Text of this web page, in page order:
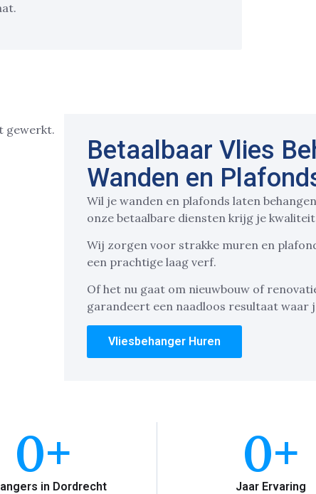
Betaalbaar Vlies
Wanden en
Wil je wanden en plafonds laten
onze betaalbare diensten krijg je
Wij zorgen voor strakke muren en
een prachtige laag verf.
Of het nu gaat om nieuwbouw of
garandeert een naadloos resultaat waar
Vliesbehanger Huren
in Dordrecht
0+
Jaar Ervaring
0+